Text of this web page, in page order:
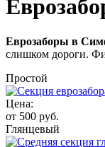
Еврозаборы в
слишком дороги.
Простой
Цена:
от 500 руб.
Глянцевый